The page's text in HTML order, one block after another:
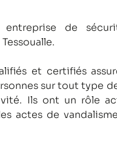
de
et certifiés
sur tout type
Ils ont un rôle
actes de